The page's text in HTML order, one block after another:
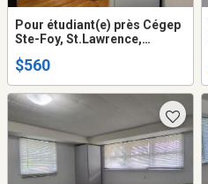
Pour étudiant(e) près Cégep
Ste-Foy, St.Lawrence,
en colocation de 3 chambres
$560